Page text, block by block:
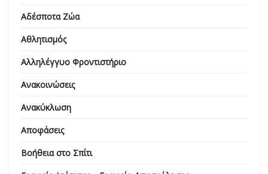
Αδέσποτα Ζώα
Αθλητισμός
Αλληλέγγυο Φροντιστήριο
Ανακοινώσεις
Ανακύκλωση
Αποφάσεις
Βοήθεια στο Σπίτι